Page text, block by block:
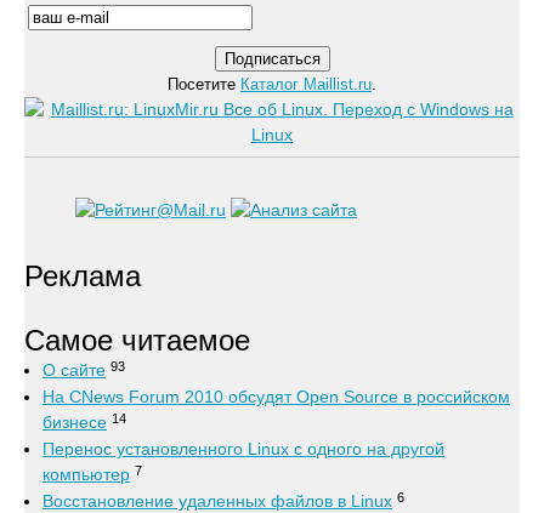
Посетите Каталог Maillist.ru.
Реклама
Самое читаемое
О сайте 93
На CNews Forum 2010 обсудят Open Source в российском
бизнесе 14
Перенос установленного Linux с одного на другой
компьютер 7
Восстановление удаленных файлов в Linux 6